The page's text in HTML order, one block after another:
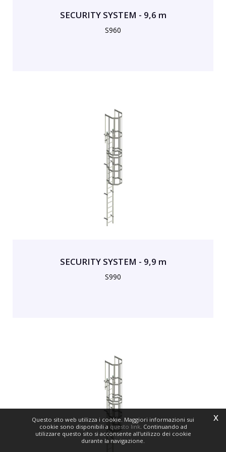
SECURITY SYSTEM - 9,6 m
S960
SECURITY SYSTEM - 9,9 m
S990
x
Questo sito web utilizza i cookie. Maggiori informazioni sui
cookie sono disponibili a questo link. Continuando ad
utilizzare questo sito si acconsente all'utilizzo dei cookie
durante la navigazione.